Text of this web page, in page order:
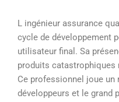
L ingénieur assurance
cycle de développement
utilisateur final. Sa
produits catastrophiques
Ce professionnel joue un
développeurs et le grand